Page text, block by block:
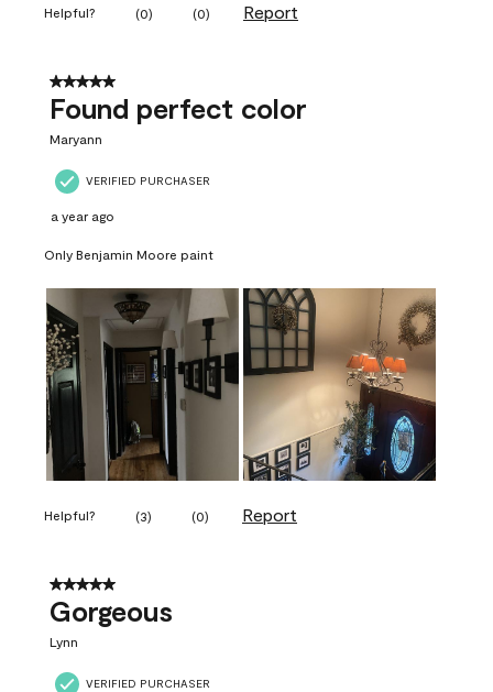
Helpful? (0) (0) Report
5 out of 5 stars.
Found perfect color
Maryann
VERIFIED PURCHASER
a year ago
Only Benjamin Moore paint
Helpful? (3) (0) Report
5 out of 5 stars.
Gorgeous
Lynn
VERIFIED PURCHASER